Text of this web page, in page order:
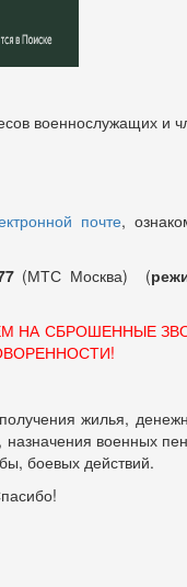
военнослужащих и
почте,
(МТС Москва) (
НА СБРОШЕННЫЕ
жилья,
военных
боевых действий.